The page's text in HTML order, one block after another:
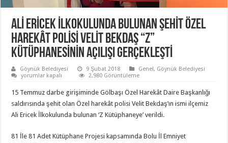
ALİ ERİCEK İLKOKULUNDA BULUNAN ŞEHİT ÖZEL
HAREKÂT POLİSİ VELİT BEKDAŞ “Z”
KÜTÜPHANESİNİN AÇILIŞI GERÇEKLEŞTİ
Göynük Belediyesi 9 Şubat 2018 Genel, Göynük Belediyesi
ALİ
İLKOKULUNDA
BULUNAN
ŞEHİT
HAREKÂT
BEKDAŞ
yorumlar kapalı 2,980 Görüntüleme
15 Temmuz darbe girişiminde Gölbaşı Özel Harekât Daire Başkanlığı
saldırısında şehit olan Özel harekât polisi Velit Bekdaş’ın ismi ilçemiz
Ali Ericek İlkokulunda bulunan ‘Z Kütüphaneye’ verildi.
81 İle 81 Adet Kütüphane Projesi kapsamında Bolu İl Emniyet